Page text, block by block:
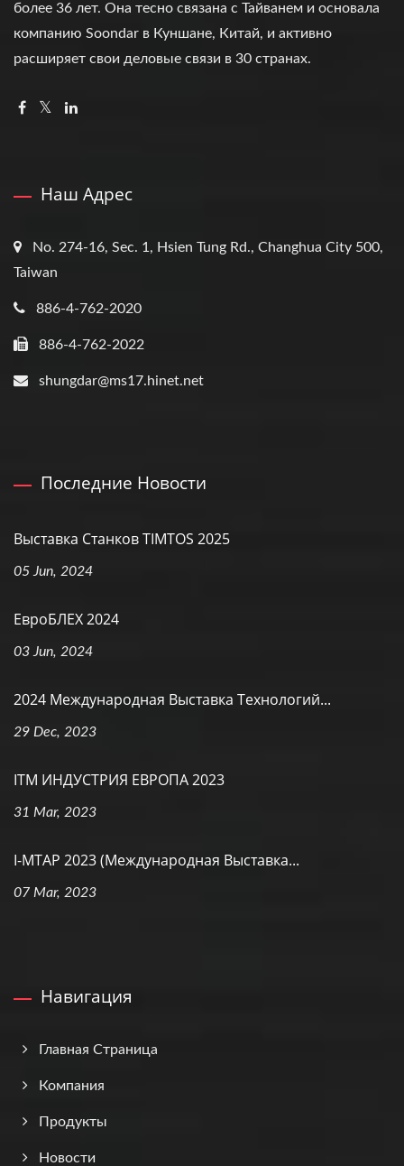
более 36 лет. Она тесно связана с Тайванем и основала
компанию Soondar в Куншане, Китай, и активно
расширяет свои деловые связи в 30 странах.
Наш Адрес
No. 274-16, Sec. 1, Hsien Tung Rd., Changhua City 500,
Taiwan
886-4-762-2020
886-4-762-2022
shungdar@ms17.hinet.net
Последние Новости
Выставка Станков TIMTOS 2025
05 Jun, 2024
ЕвроБЛЕХ 2024
03 Jun, 2024
2024 Международная Выставка Технологий...
29 Dec, 2023
ITM ИНДУСТРИЯ ЕВРОПА 2023
31 Mar, 2023
I-MTAP 2023 (Международная Выставка...
07 Mar, 2023
Навигация
Главная Страница
Компания
Продукты
Новости